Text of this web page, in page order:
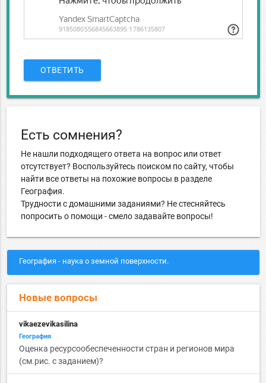
ОТВЕТИТЬ
Есть сомнения?
Не нашли подходящего ответа на вопрос или ответ
отсутствует? Воспользуйтесь поиском по сайту, чтобы
найти все ответы на похожие вопросы в разделе
География.
Трудности с домашними заданиями? Не стесняйтесь
попросить о помощи - смело задавайте вопросы!
География - наука о земной поверхности.
Новые вопросы
vikaezevikasilina
География
Оценка ресурсообеспеченности стран и регионов мира
(см.рис. с заданием)?